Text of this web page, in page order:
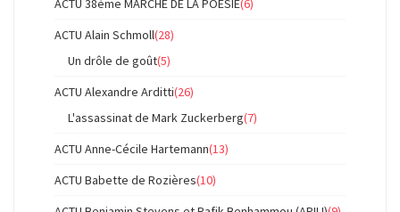
ACTU Alain Schmoll(28)
Un drôle de goût(5)
ACTU Alexandre Arditti(26)
L'assassinat de Mark Zuckerberg(7)
ACTU Anne-Cécile Hartemann(13)
ACTU Babette de Rozières(10)